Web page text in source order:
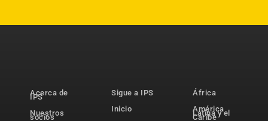
Acerca de
IPS
Nuestros
socios
Sigue a IPS
Inicio
África
América
Latina y el
Caribe